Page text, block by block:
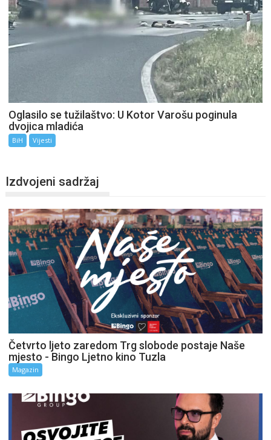
Oglasilo se tužilaštvo: U Kotor Varošu poginula
dvojica mladića
BiH Vijesti
Izdvojeni sadržaj
Četvrto ljeto zaredom Trg slobode postaje Naše
mjesto - Bingo Ljetno kino Tuzla
Magazin